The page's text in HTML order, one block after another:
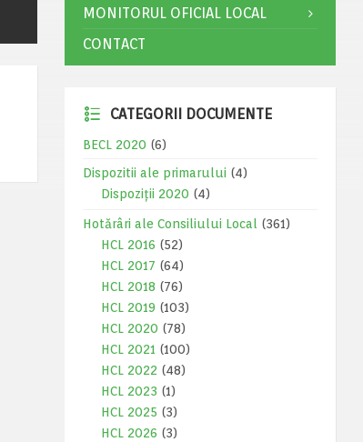
MONITORUL OFICIAL LOCAL
CONTACT
CATEGORII DOCUMENTE
BECL 2020 (6)
Dispozitii ale primarului (4)
Dispoziții 2020 (4)
Hotărâri ale Consiliului Local
(361)
HCL 2016 (52)
HCL 2017 (64)
HCL 2018 (76)
HCL 2019 (103)
HCL 2020 (78)
HCL 2021 (100)
HCL 2022 (48)
HCL 2023 (1)
HCL 2025 (3)
HCL 2026 (3)